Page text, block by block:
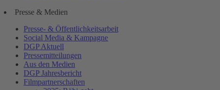
Presse & Medien
Presse- & Öffentlichkeitsarbeit
Social Media & Kampagne
DGP Aktuell
Pressemitteilungen
Aus den Medien
DGP Jahresbericht
Filmpartnerschaften